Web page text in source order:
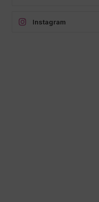
Instagram